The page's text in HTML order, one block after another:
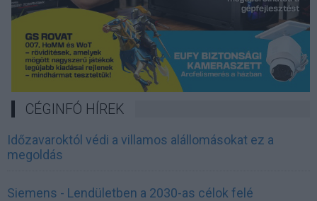
CÉGINFÓ HÍREK
Időzavaroktól védi a villamos alállomásokat ez a
megoldás
Siemens - Lendületben a 2030-as célok felé